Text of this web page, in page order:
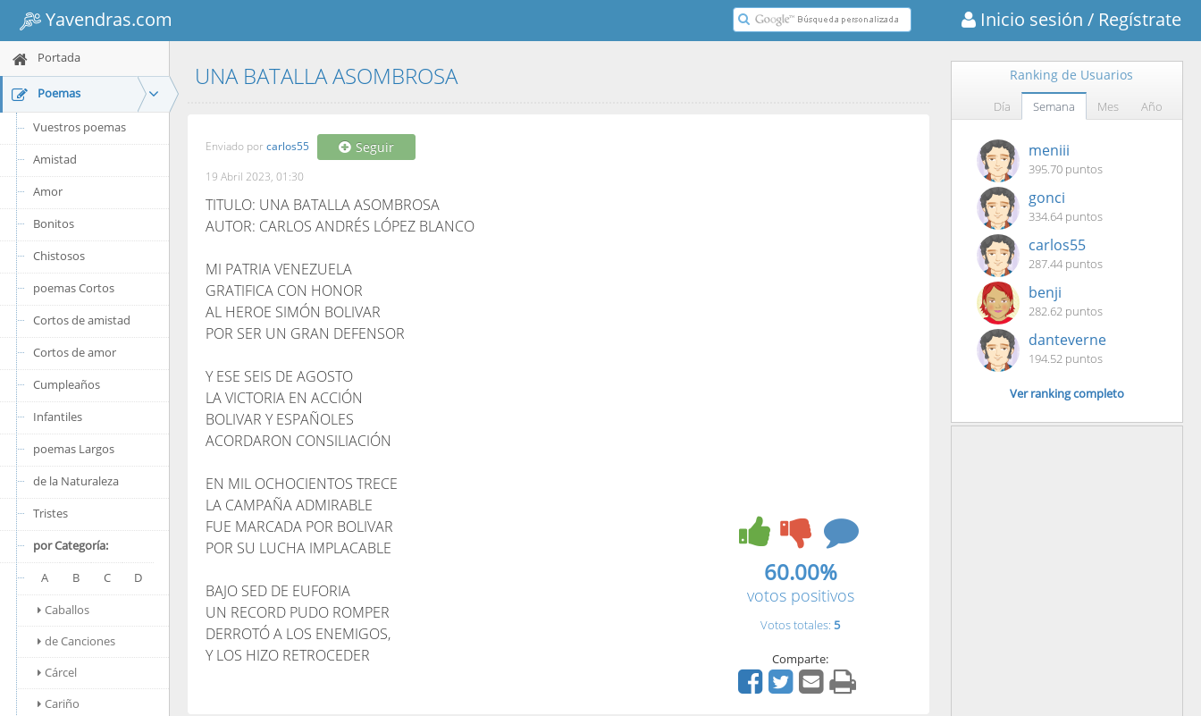
Yavendras.com Inicio sesión / Regístrate
Portada
Poemas
Vuestros poemas
Amistad
Amor
Bonitos
Chistosos
poemas Cortos
Cortos de amistad
Cortos de amor
Cumpleaños
Infantiles
poemas Largos
de la Naturaleza
Tristes
por Categoría:
A
B C
D
Caballos
de Canciones
Cárcel
Cariño
UNA BATALLA ASOMBROSA
Enviado por carlos55 Seguir
19 Abril 2023, 01:30
TITULO: UNA BATALLA ASOMBROSA
AUTOR: CARLOS ANDRÉS LÓPEZ BLANCO
MI PATRIA VENEZUELA
GRATIFICA CON HONOR
AL HEROE SIMÓN BOLIVAR
POR SER UN GRAN DEFENSOR
Y ESE SEIS DE AGOSTO
LA VICTORIA EN ACCIÓN
BOLIVAR Y ESPAÑOLES
ACORDARON CONSILIACIÓN
EN MIL OCHOCIENTOS TRECE
LA CAMPAÑA ADMIRABLE
FUE MARCADA POR BOLIVAR
POR SU LUCHA IMPLACABLE
BAJO SED DE EUFORIA
UN RECORD PUDO ROMPER
DERROTÓ A LOS ENEMIGOS,
Y LOS HIZO RETROCEDER
60.00%
votos positivos
Votos totales: 5
Comparte:
Ranking de Usuarios
Día Semana Mes Año
meniii
395.70 puntos
gonci
334.64 puntos
carlos55
287.44 puntos
benji
282.62 puntos
danteverne
194.52 puntos
Ver ranking completo